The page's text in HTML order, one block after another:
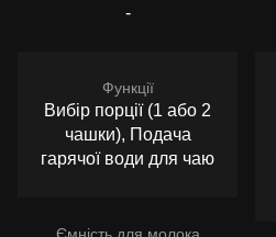
-
Функції
Вибір порції (1 або 2
чашки), Подача
гарячої води для чаю